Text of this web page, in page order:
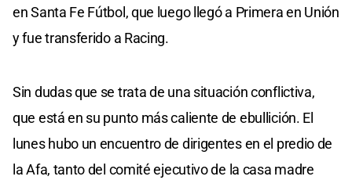
en Santa Fe Fútbol, que luego llegó a Primera en Unión
y fue transferido a Racing.
Sin dudas que se trata de una situación conflictiva,
que está en su punto más caliente de ebullición. El
lunes hubo un encuentro de dirigentes en el predio de
la Afa, tanto del comité ejecutivo de la casa madre